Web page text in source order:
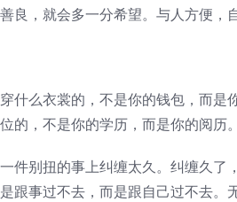
良，就会多一分希望。与人方便，
什么衣裳的，不是你的钱包，而是
的，不是你的学历，而是你的阅历。
件别扭的事上纠缠太久。纠缠久
跟事过不去，而是跟自己过不去。